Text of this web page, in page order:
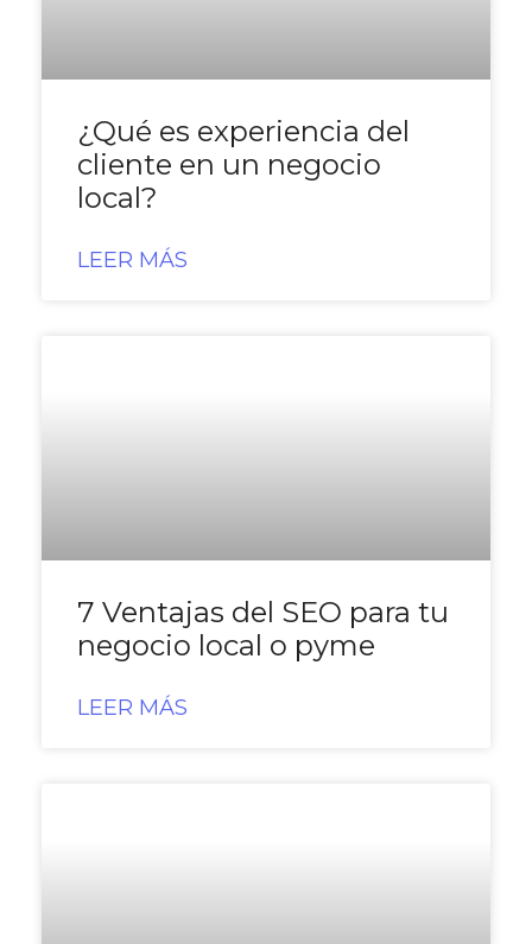
¿Qué es experiencia del
cliente en un negocio
local?
LEER MÁS
7 Ventajas del SEO para tu
negocio local o pyme
LEER MÁS